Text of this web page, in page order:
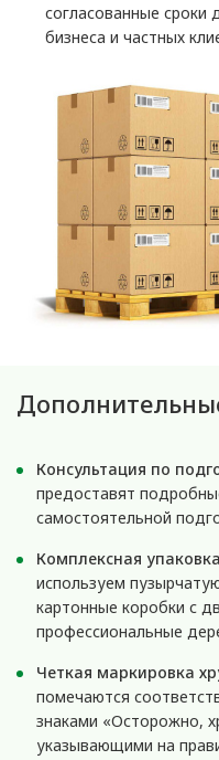
согласованные сроки
бизнеса и частных
Консультация по
предоставят
самостоятельной
Комплексная
используем
картонные коробки с
профессиональные
Четкая маркировка
помечаются
знаками «Осторожно,
указывающими на